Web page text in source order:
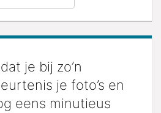
je bij zo’n
je foto’s en
eens minutieus